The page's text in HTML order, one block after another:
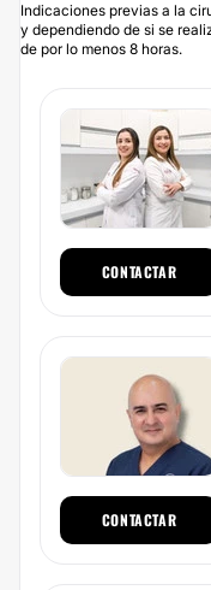
Indicaciones previas a la
y dependiendo de si se
de por lo menos 8 horas.
CONTACTAR
CONTACTAR